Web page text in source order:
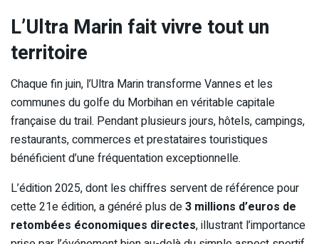
L’Ultra Marin fait vivre tout un
territoire
Chaque fin juin, l’Ultra Marin transforme Vannes et les
communes du golfe du Morbihan en véritable capitale
française du trail. Pendant plusieurs jours, hôtels, campings,
restaurants, commerces et prestataires touristiques
bénéficient d’une fréquentation exceptionnelle.
L’édition 2025, dont les chiffres servent de référence pour
cette 21e édition, a généré plus de3 millions d’euros de
retombées économiques directes, illustrant l’importance